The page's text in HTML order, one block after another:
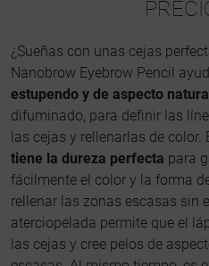
¿Sueñas con unas cejas
Nanobrow Eyebrow Pencil
estupendo y de aspecto
difuminado, para definir las
las cejas y rellenarlas de color.
tiene la dureza perfecta para
fácilmente el color y la forma
rellenar las zonas escasas sin
aterciopelada permite que el
las cejas y cree pelos de